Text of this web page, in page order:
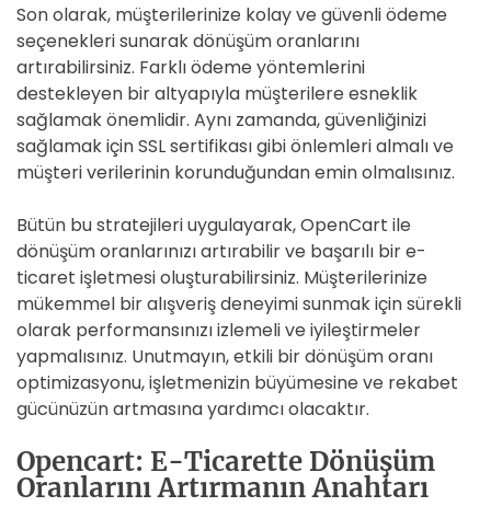
Son olarak, müşterilerinize kolay ve güvenli ödeme
seçenekleri sunarak dönüşüm oranlarını
artırabilirsiniz. Farklı ödeme yöntemlerini
destekleyen bir altyapıyla müşterilere esneklik
sağlamak önemlidir. Aynı zamanda, güvenliğinizi
sağlamak için SSL sertifikası gibi önlemleri almalı ve
müşteri verilerinin korunduğundan emin olmalısınız.
Bütün bu stratejileri uygulayarak, OpenCart ile
dönüşüm oranlarınızı artırabilir ve başarılı bir e-
ticaret işletmesi oluşturabilirsiniz. Müşterilerinize
mükemmel bir alışveriş deneyimi sunmak için sürekli
olarak performansınızı izlemeli ve iyileştirmeler
yapmalısınız. Unutmayın, etkili bir dönüşüm oranı
optimizasyonu, işletmenizin büyümesine ve rekabet
gücünüzün artmasına yardımcı olacaktır.
Opencart: E-Ticarette Dönüşüm
Oranlarını Artırmanın Anahtarı